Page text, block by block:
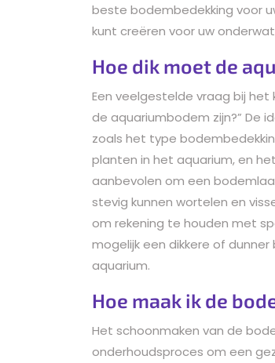
beste bodembedekking voor
kunt creëren voor uw
Hoe dik moet de
Een veelgestelde vraag bij het
de aquariumbodem zijn?” De
zoals het type
planten in het aquarium, en
aanbevolen om een
stevig kunnen wortelen en
om rekening te houden met
mogelijk een dikkere of
aquarium.
Hoe maak ik de
Het schoonmaken van de
onderhoudsproces om een